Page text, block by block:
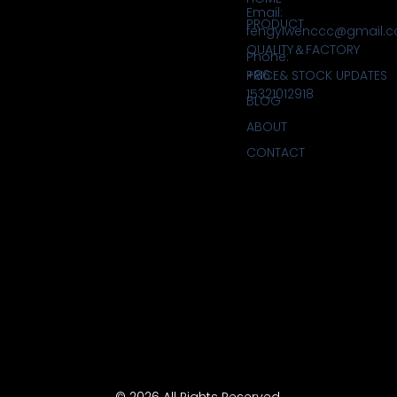
PRODUCT
QUALITY＆FACTORY
PRICE& STOCK UPDATES
BLOG
ABOUT
CONTACT
Email:
Phone:
+86
15321012918